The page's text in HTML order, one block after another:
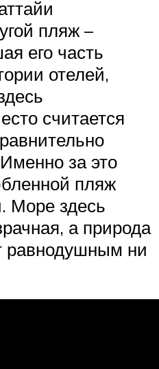
пляж –
его часть
отелей,
считается
за это
пляж
Море здесь
а природа
равнодушным ни